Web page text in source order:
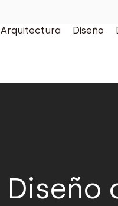
Arquitectura Diseño
Diseño